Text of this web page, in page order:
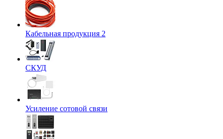
Кабельная продукция 2
СКУД
Усиление сотовой связи